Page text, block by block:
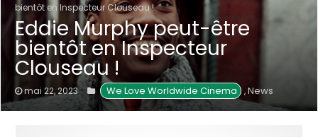
bientôt en Inspecteur Clouseau !
Eddie Murphy peut-être
bientôt en Inspecteur
Clouseau !
mai 22, 2023 We Love Worldwide Cinema ,News